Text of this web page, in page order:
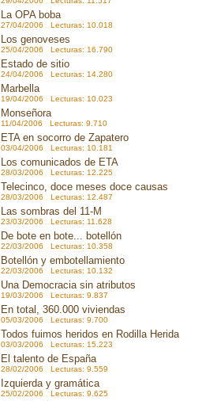
La OPA boba
27/04/2006 Lecturas: 10.018
Los genoveses
25/04/2006 Lecturas: 16.790
Estado de sitio
24/04/2006 Lecturas: 14.280
Marbella
19/04/2006 Lecturas: 10.023
Monseñora
11/04/2006 Lecturas: 9.710
ETA en socorro de Zapatero
03/04/2006 Lecturas: 10.181
Los comunicados de ETA
28/03/2006 Lecturas: 12.225
Telecinco, doce meses doce causas
28/03/2006 Lecturas: 12.487
Las sombras del 11-M
23/03/2006 Lecturas: 11.628
De bote en bote... botellón
22/03/2006 Lecturas: 10.358
Botellón y embotellamiento
22/03/2006 Lecturas: 10.132
Una Democracia sin atributos
19/03/2006 Lecturas: 9.837
En total, 360.000 viviendas
05/03/2006 Lecturas: 9.700
Todos fuimos heridos en Rodilla Herida
03/03/2006 Lecturas: 15.223
El talento de España
28/02/2006 Lecturas: 9.559
Izquierda y gramática
25/02/2006 Lecturas: 9.625